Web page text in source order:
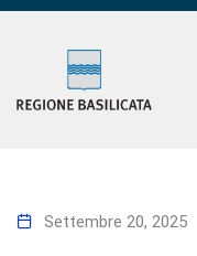
Settembre 20, 2025